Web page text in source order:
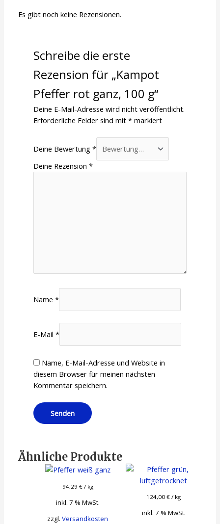
Es gibt noch keine Rezensionen.
Schreibe die erste
Rezension für „Kampot
Pfeffer rot ganz, 100 g“
Deine E-Mail-Adresse wird nicht veröffentlicht.
Erforderliche Felder sind mit* markiert
Deine Bewertung*
Deine Rezension*
Name*
E-Mail*
Name, E-Mail-Adresse und Website in
diesem Browser für meinen nächsten
Kommentar speichern.
Ähnliche Produkte
94,29 €/ kg
inkl. 7 % MwSt.
zzgl.Versandkosten
124,00€ / kg
inkl. 7 % MwSt.